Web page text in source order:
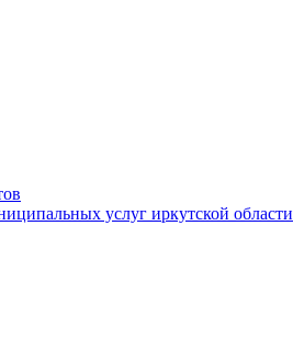
услуг иркутской области